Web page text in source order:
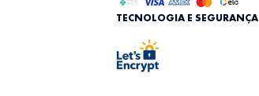
TECNOLOGIA E SEGURANÇA